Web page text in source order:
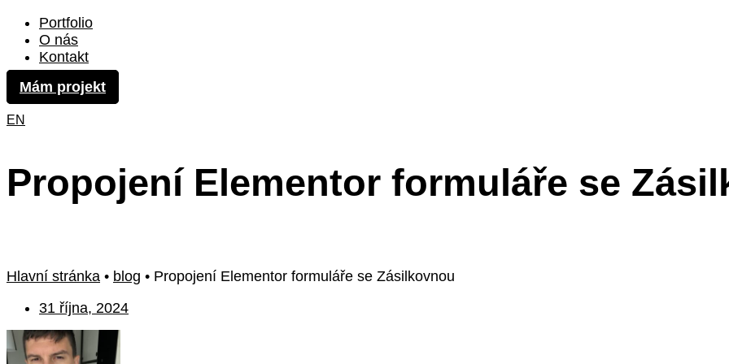
Portfolio
O nás
Kontakt
Mám projekt
EN
Propojení Elementor formuláře se
Hlavní stránka • blog • Propojení Elementor formuláře se Zásilkovnou
31 října, 2024